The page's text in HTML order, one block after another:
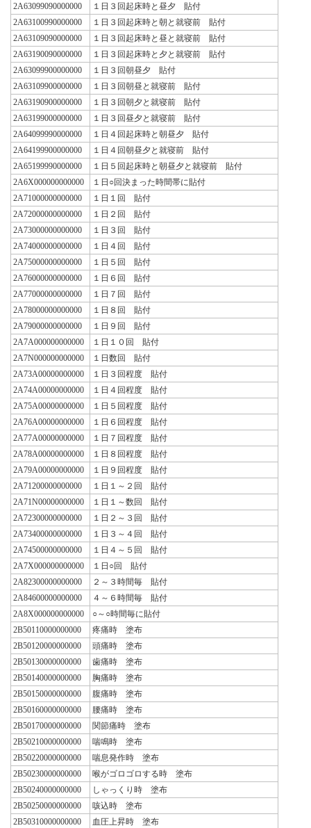
2A63099090000000
１日３回起床時と昼夕 貼付
2A63100990000000
１日３回起床時と朝と就寝前 貼付
2A63109090000000
１日３回起床時と昼と就寝前 貼付
2A63190090000000
１日３回起床時と夕と就寝前 貼付
2A63099900000000
１日３回朝昼夕 貼付
2A63109900000000
１日３回朝昼と就寝前 貼付
2A63190900000000
１日３回朝夕と就寝前 貼付
2A63199000000000
１日３回昼夕と就寝前 貼付
2A64099990000000
１日４回起床時と朝昼夕 貼付
2A64199900000000
１日４回朝昼夕と就寝前 貼付
2A65199990000000
１日５回起床時と朝昼夕と就寝前 貼付
2A6X000000000000
１日○回決まった時間帯に貼付
2A71000000000000
１日１回 貼付
2A72000000000000
１日２回 貼付
2A73000000000000
１日３回 貼付
2A74000000000000
１日４回 貼付
2A75000000000000
１日５回 貼付
2A76000000000000
１日６回 貼付
2A77000000000000
１日７回 貼付
2A78000000000000
１日８回 貼付
2A79000000000000
１日９回 貼付
2A7A000000000000
１日１０回 貼付
2A7N000000000000
１日数回 貼付
2A73A00000000000
１日３回程度 貼付
2A74A00000000000
１日４回程度 貼付
2A75A00000000000
１日５回程度 貼付
2A76A00000000000
１日６回程度 貼付
2A77A00000000000
１日７回程度 貼付
2A78A00000000000
１日８回程度 貼付
2A79A00000000000
１日９回程度 貼付
2A71200000000000
１日１～２回 貼付
2A71N00000000000
１日１～数回 貼付
2A72300000000000
１日２～３回 貼付
2A73400000000000
１日３～４回 貼付
2A74500000000000
１日４～５回 貼付
2A7X000000000000
１日○回 貼付
2A82300000000000
２～３時間毎 貼付
2A84600000000000
４～６時間毎 貼付
2A8X000000000000
○～○時間毎に貼付
2B50110000000000
疼痛時 塗布
2B50120000000000
頭痛時 塗布
2B50130000000000
歯痛時 塗布
2B50140000000000
胸痛時 塗布
2B50150000000000
腹痛時 塗布
2B50160000000000
腰痛時 塗布
2B50170000000000
関節痛時 塗布
2B50210000000000
喘鳴時 塗布
2B50220000000000
喘息発作時 塗布
2B50230000000000
喉がゴロゴロする時 塗布
2B50240000000000
しゃっくり時 塗布
2B50250000000000
咳込時 塗布
2B50310000000000
血圧上昇時 塗布